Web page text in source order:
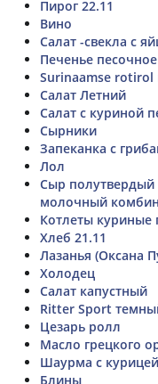
Пирог 22.11
Вино
Салат -свекла с
Печенье песочное
Surinaamse rotirol
Салат Летний
Салат с куриной
Сырники
Запеканка с
Лол
Сыр
молочный
Котлеты куриные
Хлеб 21.11
Лазанья (Оксана
Холодец
Салат капустный
Ritter Sport
Цезарь ролл
Масло грецкого
Шаурма с
Блины